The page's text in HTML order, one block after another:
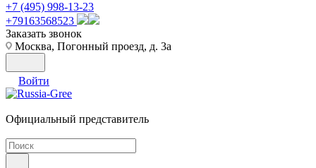
+7 (495) 998-13-23
+79163568523
Заказать звонок
Москва, Погонный проезд, д. 3а
Войти
Официальный представитель